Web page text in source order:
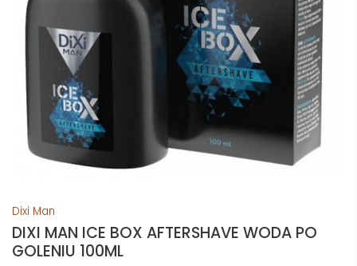
Dixi Man
DIXI MAN ICE BOX AFTERSHAVE WODA PO
GOLENIU 100ML